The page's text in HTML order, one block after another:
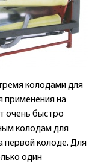
колодами для
применения на
очень быстро
колодам для
первой колоде. Для
один